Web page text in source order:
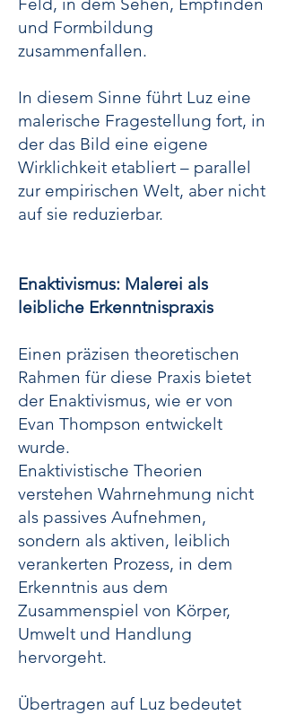
und Formbildung
zusammenfallen.
In diesem Sinne führt Luz eine
malerische Fragestellung fort, in
der das Bild eine eigene
Wirklichkeit etabliert – parallel
zur empirischen Welt, aber nicht
auf sie reduzierbar.
Enaktivismus: Malerei als
leibliche Erkenntnispraxis
Einen präzisen theoretischen
Rahmen für diese Praxis bietet
der Enaktivismus, wie er von
Evan Thompson entwickelt
wurde.
Enaktivistische Theorien
verstehen Wahrnehmung nicht
als passives Aufnehmen,
sondern als aktiven, leiblich
verankerten Prozess, in dem
Erkenntnis aus dem
Zusammenspiel von Körper,
Umwelt und Handlung
hervorgeht.
Übertragen auf Luz bedeutet